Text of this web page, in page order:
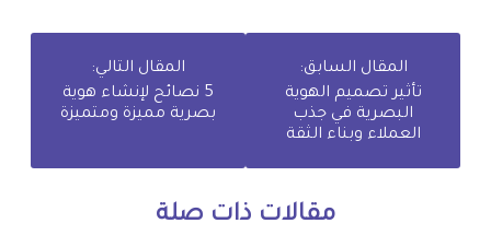
المقال السابق:
تأثير تصميم الهوية
البصرية في جذب
العملاء وبناء الثقة
المقال التالي:
5 نصائح لإنشاء هوية
بصرية مميزة ومتميزة
مقالات ذات صلة